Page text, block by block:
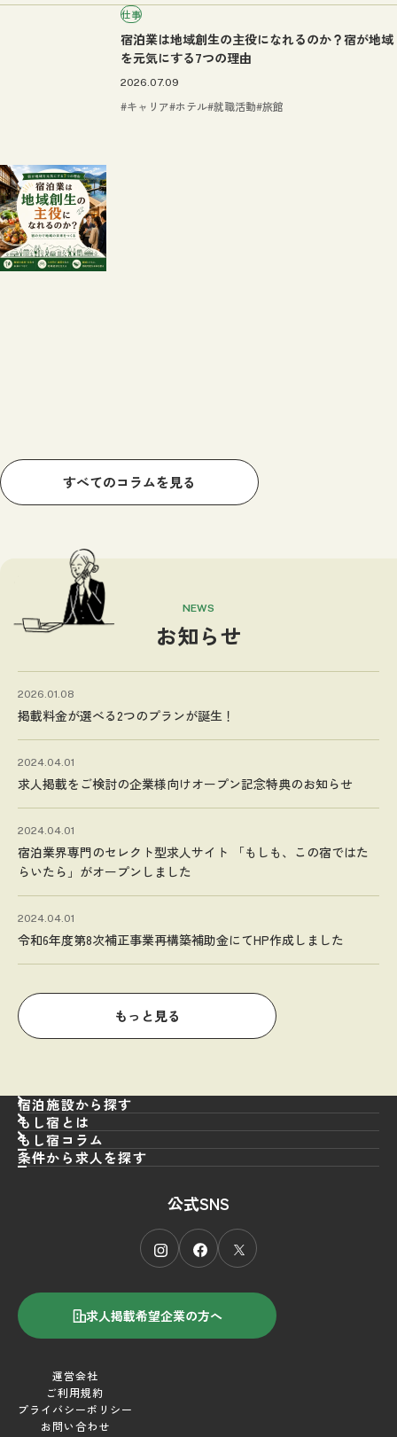
仕事
宿泊業は地域創生の主役になれるのか？宿が地域
を元気にする7つの理由
2026.07.09
キャリア ホテル 就職活動 旅館
すべてのコラムを見る
NEWS
お知らせ
もっと見る
2026.01.08
掲載料金が選べる2つのプランが誕生！
2024.04.01
求人掲載をご検討の企業様向けオープン記念特典のお知らせ
2024.04.01
宿泊業界専門のセレクト型求人サイト 「もしも、この宿ではた
らいたら」がオープンしました
2024.04.01
令和6年度第8次補正事業再構築補助金にてHP作成しました
公式SNS
求人掲載希望企業の方へ
宿泊施設から探す
もし宿とは
もし宿コラム
条件から求人を探す
支配人
レストラン
調理人／厨房
宴会／会議
北関東
首都圏
甲信越
北陸
パート・アルバイト
その他
リゾート／観光ホテル
ビジネスホテル
キーワードから探す
残業 月30時間以内
中抜け勤務なし
運営会社
ご利用規約
プライバシーポリシー
お問い合わせ